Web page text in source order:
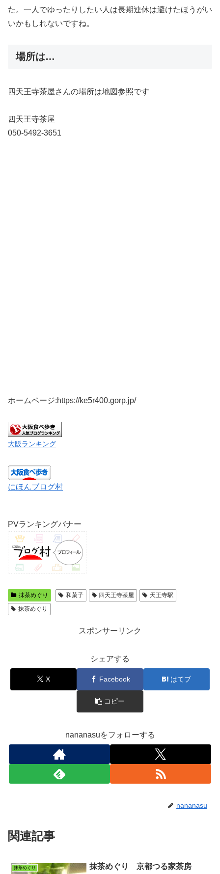
た。一人でゆったりしたい人は長期連休は避けたほうがい
いかもしれないですね。
場所は…
四天王寺茶屋さんの場所は地図参照です
四天王寺茶屋
050-5492-3651
ホームページ:https://ke5r400.gorp.jp/
大阪ランキング
にほんブログ村
PVランキングバナー
抹茶めぐり 和菓子 四天王寺茶屋
天王寺駅
抹茶めぐり
スポンサーリンク
シェアする
X Facebook はてブ
コピー
nananasuをフォローする
nananasu
関連記事
抹茶めぐり 抹茶めぐり 京都つる家茶房